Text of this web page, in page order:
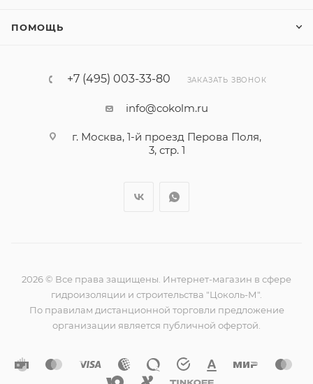
ПОМОЩЬ
+7 (495) 003-33-80 ЗАКАЗАТЬ ЗВОНОК
info@cokolm.ru
г. Москва, 1-й проезд Перова Поля,
3, стр. 1
2026 © Все права защищены. Интернет-магазин в сфере
гидроизоляции и строительства "Цоколь-М".
По правилам дистанционной торговли предложение
организации является публичной офертой.